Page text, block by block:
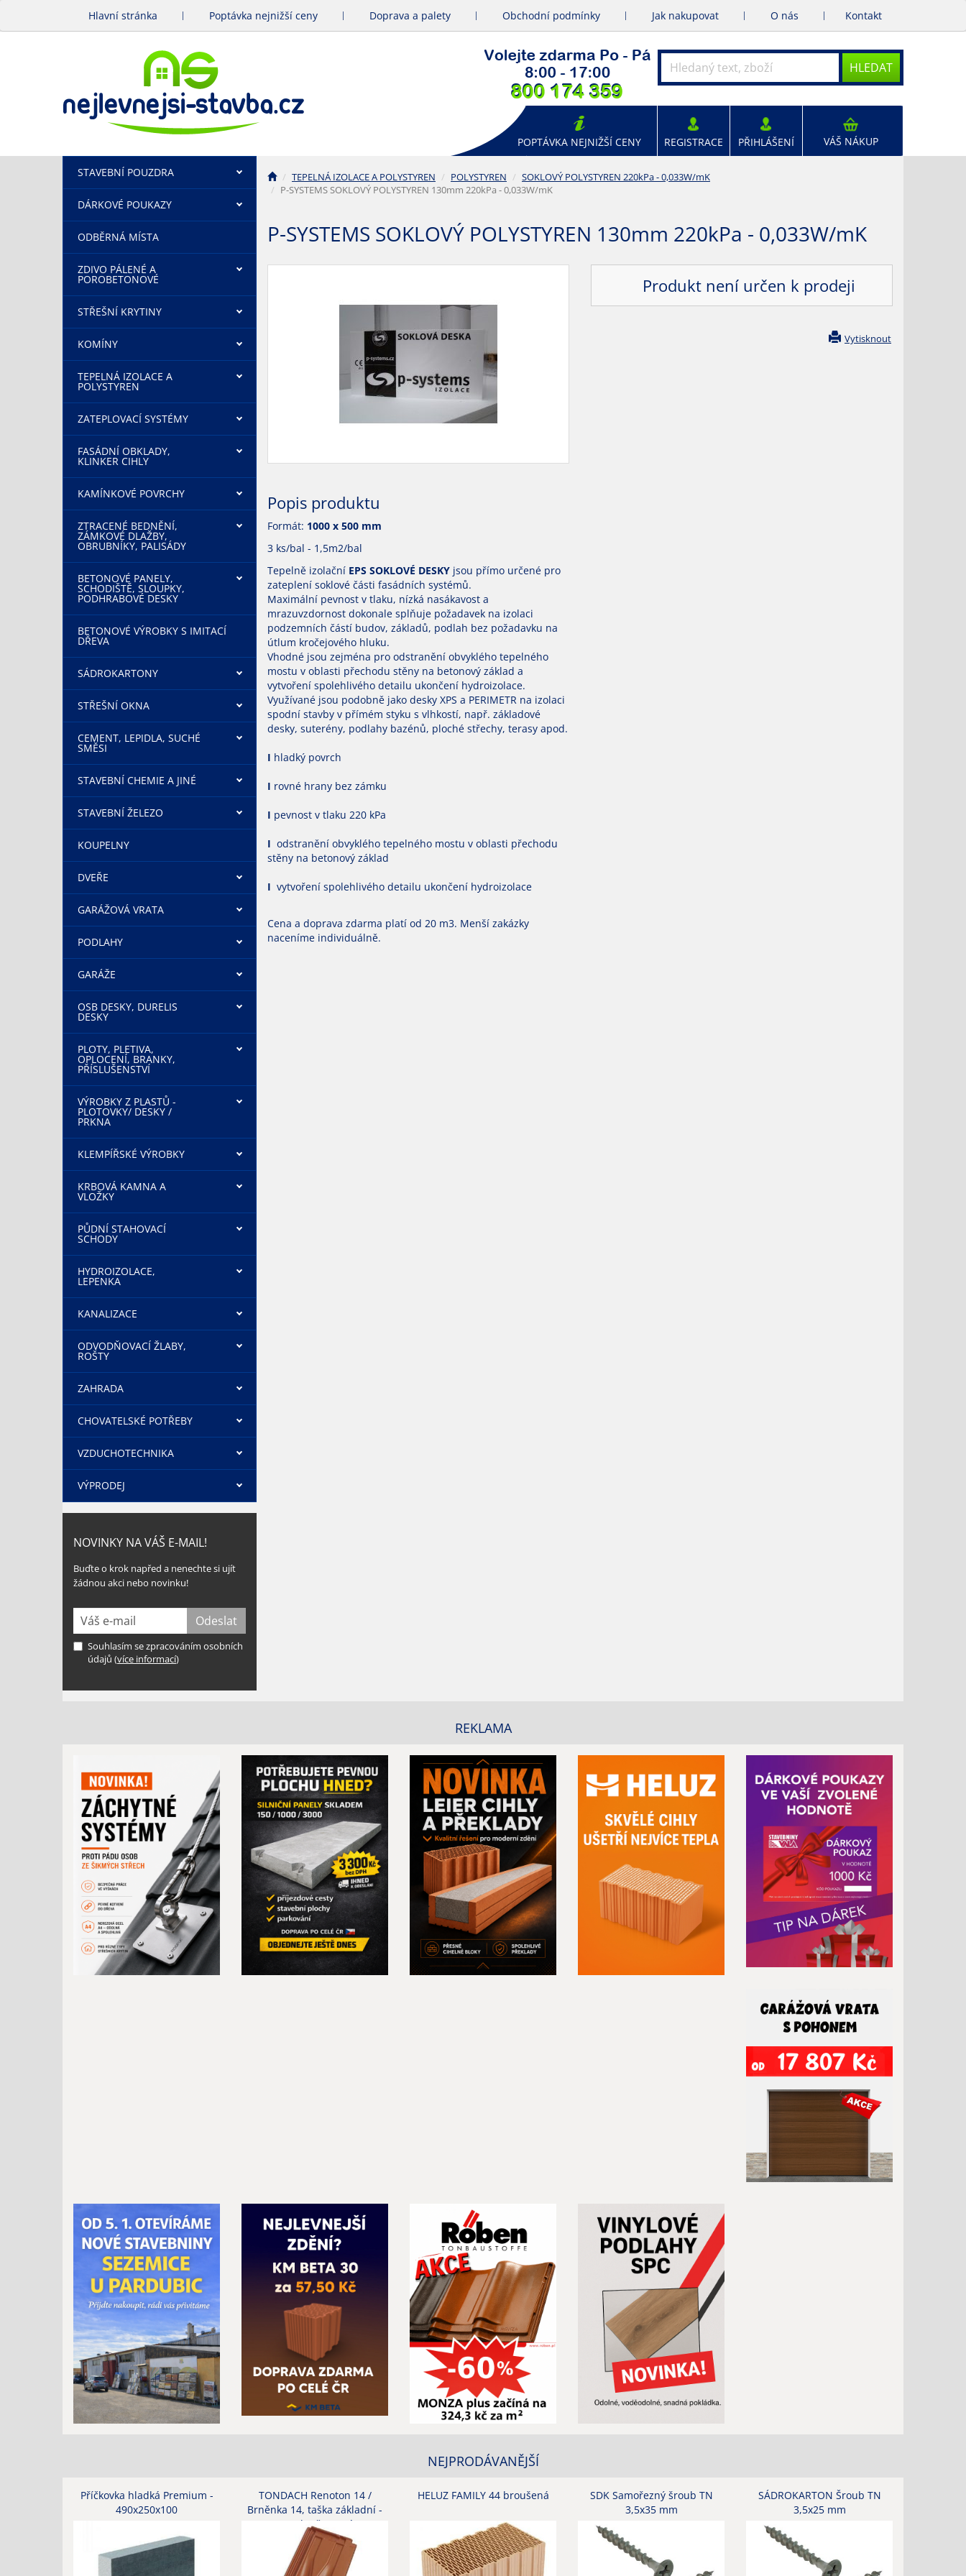
Hlavní stránka Poptávka nejnižší ceny Doprava a palety Obchodní podmínky Jak nakupovat O nás Kontakt
HLEDAT
POPTÁVKA NEJNIŽŠÍ CENY REGISTRACE PŘIHLÁŠENÍ VÁŠ NÁKUP
TEPELNÁ IZOLACE A POLYSTYREN POLYSTYREN
SOKLOVÝ POLYSTYREN 220kPa - 0,033W/mK
P-SYSTEMS SOKLOVÝ POLYSTYREN 130mm 220kPa - 0,033W/mK
P-SYSTEMS SOKLOVÝ POLYSTYREN 130mm 220kPa - 0,033W/mK
Popis produktu
Formát: 1000 x 500 mm
3 ks/bal - 1,5m2/bal
Tepelně izolační EPS SOKLOVÉ DESKY jsou přímo určené pro
zateplení soklové části fasádních systémů.
Maximální pevnost v tlaku, nízká nasákavost a
mrazuvzdornost dokonale splňuje požadavek na izolaci
podzemních částí budov, základů, podlah bez požadavku na
útlum kročejového hluku.
Vhodné jsou zejména pro odstranění obvyklého tepelného
mostu v oblasti přechodu stěny na betonový základ a
vytvoření spolehlivého detailu ukončení hydroizolace.
Využívané jsou podobně jako desky XPS a PERIMETR na izolaci
spodní stavby v přímém styku s vlhkostí, např. základové
desky, suterény, podlahy bazénů, ploché střechy, terasy apod.
I hladký povrch
I rovné hrany bez zámku
I pevnost v tlaku 220 kPa
I odstranění obvyklého tepelného mostu v oblasti přechodu
stěny na betonový základ
I vytvoření spolehlivého detailu ukončení hydroizolace
Cena a doprava zdarma platí od 20 m3. Menší zakázky
naceníme individuálně.
Produkt není určen k prodeji
Vytisknout
STAVEBNÍ POUZDRA
DÁRKOVÉ POUKAZY
ODBĚRNÁ MÍSTA
ZDIVO PÁLENÉ A
POROBETONOVÉ
STŘEŠNÍ KRYTINY
KOMÍNY
TEPELNÁ IZOLACE A
POLYSTYREN
ZATEPLOVACÍ SYSTÉMY
FASÁDNÍ OBKLADY,
KLINKER CIHLY
KAMÍNKOVÉ POVRCHY
ZTRACENÉ BEDNĚNÍ,
ZÁMKOVÉ DLAŽBY,
OBRUBNÍKY, PALISÁDY
BETONOVÉ PANELY,
SCHODIŠTĚ, SLOUPKY,
PODHRABOVÉ DESKY
BETONOVÉ VÝROBKY S IMITACÍ
DŘEVA
SÁDROKARTONY
STŘEŠNÍ OKNA
CEMENT, LEPIDLA, SUCHÉ
SMĚSI
STAVEBNÍ CHEMIE A JINÉ
STAVEBNÍ ŽELEZO
KOUPELNY
DVEŘE
GARÁŽOVÁ VRATA
PODLAHY
GARÁŽE
OSB DESKY, DURELIS
DESKY
PLOTY, PLETIVA,
OPLOCENÍ, BRANKY,
PŘÍSLUŠENSTVÍ
VÝROBKY Z PLASTŮ -
PLOTOVKY/ DESKY /
PRKNA
KLEMPÍŘSKÉ VÝROBKY
KRBOVÁ KAMNA A
VLOŽKY
PŮDNÍ STAHOVACÍ
SCHODY
HYDROIZOLACE,
LEPENKA
KANALIZACE
ODVODŇOVACÍ ŽLABY,
ROŠTY
ZAHRADA
CHOVATELSKÉ POTŘEBY
VZDUCHOTECHNIKA
VÝPRODEJ
NOVINKY NA VÁŠ E-MAIL!
Buďte o krok napřed a nenechte si ujít
žádnou akci nebo novinku!
Souhlasím se zpracováním osobních
údajů (více informací)
REKLAMA
NEJPRODÁVANĚJŠÍ
Příčkovka hladká Premium -
490x250x100
TONDACH Renoton 14 /
Brněnka 14, taška základní -
engoba červená
HELUZ FAMILY 44 broušená
SDK Samořezný šroub TN
3,5x35 mm
SÁDROKARTON Šroub TN
3,5x25 mm